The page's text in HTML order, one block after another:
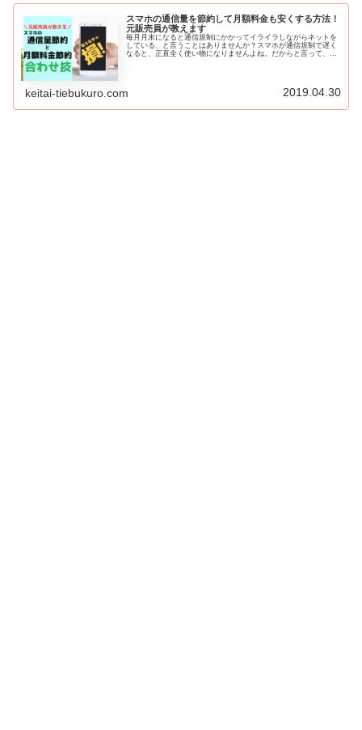
スマホの通信量を節約して月額料金も安くする方法！
元販売員が教えます
毎月月末になると通信規制にかかってイライラしながらネットを
している、と言うことはありませんか？スマホが通信規制で遅く
なると、正直全く使い物になりませんよね。だからと言って、見
keitai-tiebukuro.com 2019.04.30